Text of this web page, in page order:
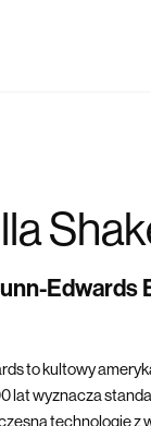
Edwards
to kultowy
lat wyznacza
technologię z